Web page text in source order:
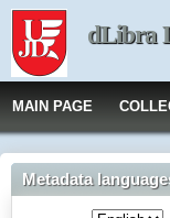
dLibra
MAIN PAGE
Metadata